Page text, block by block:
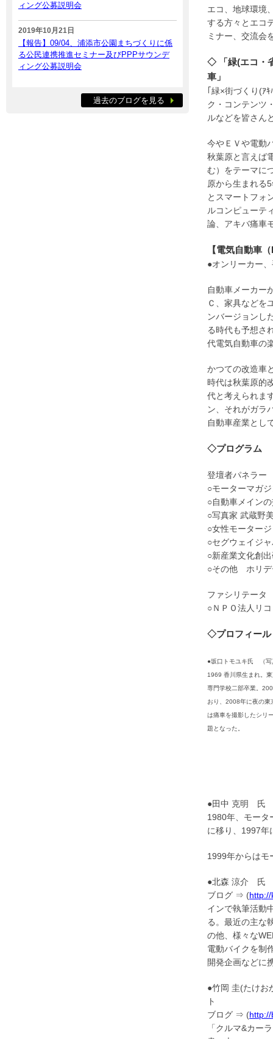
エコ、地球環境
する方々とエコ
ミナー、交流会
◇ 「緑(エコ・
車」
｢緑×街づくり(
ク・コンテンツ
ルなどを皆さん
今やＥＶや電動
秋葉原と言えば
む）をテーマに
原から生まれる
とスマートフォ
ルコンピューテ
論、アキバ痛車
【電気自動車
●オンリーカー
自動車メーカー
Ｃ、家具などを
ンバージョンし
る時代も予想さ
代電気自動車の
かつての改造車
時代は秋葉原的
代と考えられま
ン、それがガラ
自動車産業とし
◇プログラム
登壇者パネ
○モーターマガ
○自動車メイン
○写真家 武蔵野
○女性モーター
○セグウェイジ
○新産業文化創
○その他 ホリデ
ファシリテータ
○ＮＰＯ法人リ
◇プロフィール
●坂口トモユキ氏 （写
1969 香川県生まれ。
専門学校二部卒業。
おり、2008年に夜の東
は痛車を撮影したシリ
題となった。
●田中 克明 氏
1980年、モータ
に移り、1997年
1999年からはモ
●北森 涼介 氏
ブログ ⇒ (
インで執筆活動
る。最近の主な
の他、様々な
電動バイクを制
開発企画などに
●竹岡 圭(たけ
ト
ブログ ⇒ (
「クルマ&カー
ィング公募説明会
2019年10月21日
【報告】09/04、浦添市公園まちづくりに係
る公民連携推進セミナー及びPPPサウンデ
ィング公募説明会
過去のブログを見る